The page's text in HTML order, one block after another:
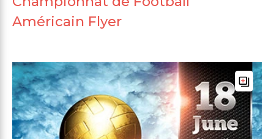
Américain Flyer